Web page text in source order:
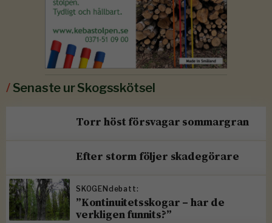
/Senaste ur Skogsskötsel
Torr höst försvagar sommargran
Efter storm följer skadegörare
SKOGENdebatt:
”Kontinuitetsskogar – har de
verkligen funnits?”